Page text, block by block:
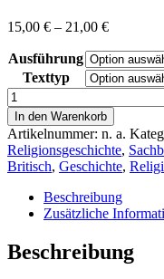
15,00 € – 21,00 €
bis
21,00 €
Ausführung
Texttyp
Kiworr,
Helmut:
Auf
den
Spuren
der
schottischen
Mönche
Menge
In den Warenkorb
Artikelnummer: n. a.
Religionsgeschichte,
Britisch, Geschichte,
Beschreibung
Zusätzliche
Beschreibung